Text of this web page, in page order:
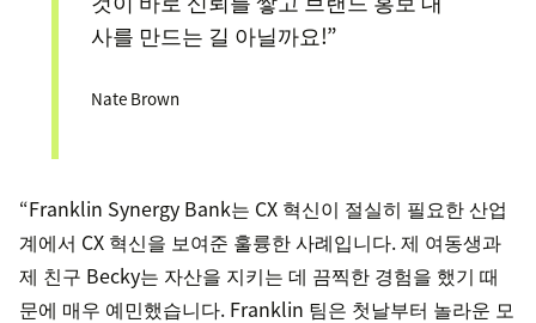
사를 만드는 길 아닐까요!”
Nate Brown
“Franklin Synergy Bank는 CX 혁신이 절실히 필요한 산업
계에서 CX 혁신을 보여준 훌륭한 사례입니다. 제 여동생과
제 친구 Becky는 자산을 지키는 데 끔찍한 경험을 했기 때
문에 매우 예민했습니다. Franklin 팀은 첫날부터 놀라운 모